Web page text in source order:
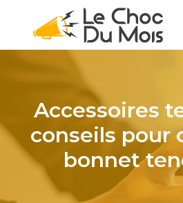
Accessoires
conseils pour
bonnet